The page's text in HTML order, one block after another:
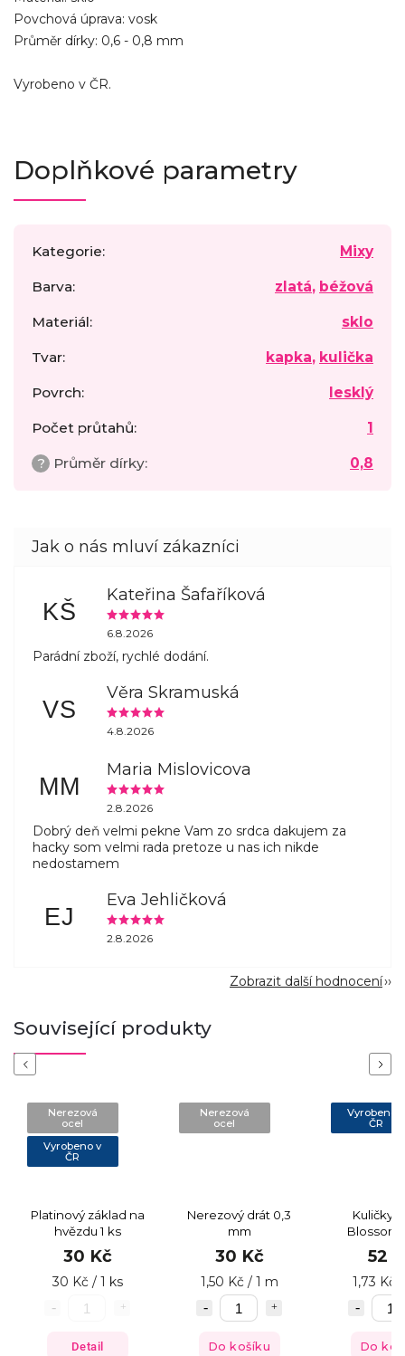
Povchová úprava: vosk
Průměr dírky: 0,6 - 0,8 mm
Vyrobeno v ČR.
Doplňkové parametry
Kategorie: Mixy
Barva: zlatá, béžová
Materiál: sklo
Tvar: kapka, kulička
Povrch: lesklý
Počet průtahů: 1
? Průměr dírky: 0,8
KŠ
Kateřina Šafaříková
6.8.2026
Parádní zboží, rychlé dodání.
VS
Věra Skramuská
4.8.2026
MM
Maria Mislovicova
2.8.2026
Dobrý deň velmi pekne Vam zo srdca dakujem za
hacky som velmi rada pretoze u nas ich nikde
nedostamem
EJ
Eva Jehličková
2.8.2026
Zobrazit další hodnocení
Související produkty
Previous
Nerezová
ocel
Vyrobeno v
ČR
Platinový základ na
hvězdu 1 ks
30 Kč
30 Kč / 1 ks
Detail
Nerezová
ocel
Nerezový drát 0,3
mm
30 Kč
1,50 Kč / 1 m
Do košíku
Vyrobeno v
ČR
Kuličky
Blossom
52
1,73 Kč
Do
Next